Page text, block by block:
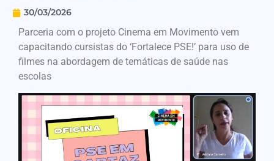
30/03/2026
Parceria com o projeto Cinema em Movimento vem
capacitando cursistas do ‘Fortalece PSE!’ para uso de
filmes na abordagem de temáticas de saúde nas
escolas